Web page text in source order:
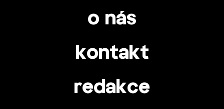
o nás
kontakt
redakce